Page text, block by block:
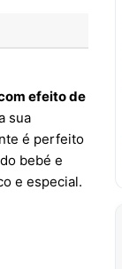
efeito de
sua
é perfeito
bebé e
e especial.